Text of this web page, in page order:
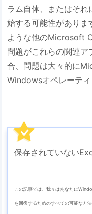
ラム自体、またはそ
始する可能性があり
ような他のMicrosoft
問題がこれらの関連
合、問題は大々的に
Windowsオペレーティ
保存されていない
この記事では、我々はあなたに
を回復するためのすべての可能な方法